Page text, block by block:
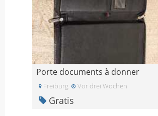
Porte documents à donner
Freiburg Vor drei Wochen
Gratis